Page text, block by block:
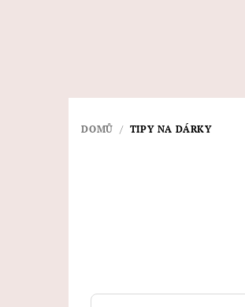
DOMŮ / TIPY NA DÁRKY